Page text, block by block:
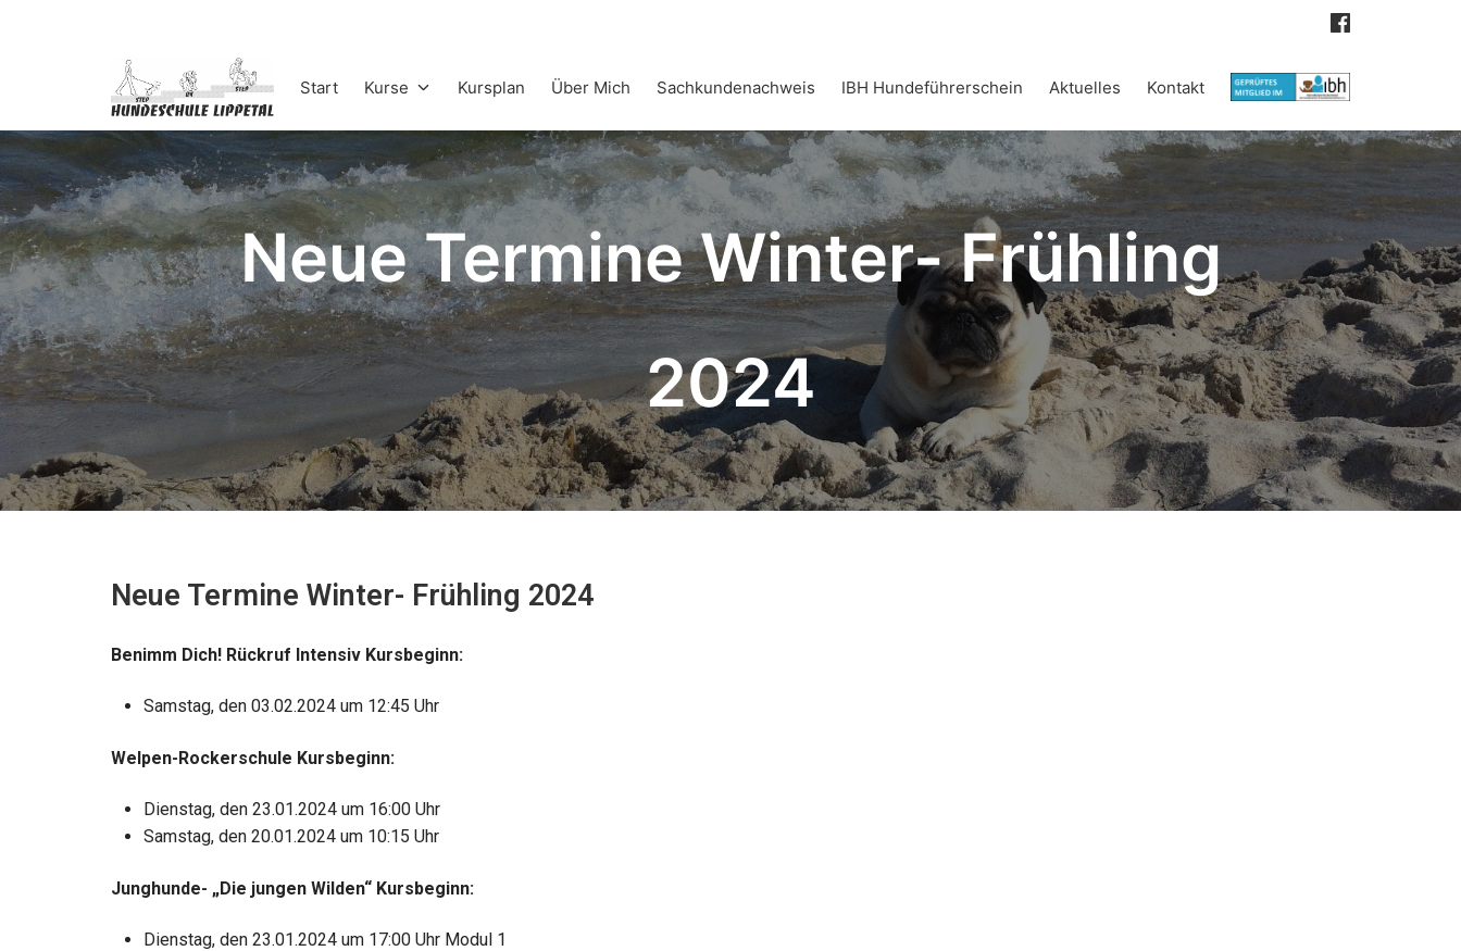
Start Kurse Kursplan Über Mich Sachkundenachweis IBH Hundeführerschein Aktuelles Kontakt
Neue Termine Winter- Frühling
2024
Neue Termine Winter- Frühling 2024
Benimm Dich! Rückruf Intensiv Kursbeginn:
Samstag, den 03.02.2024 um 12:45 Uhr
Welpen-Rockerschule Kursbeginn:
Dienstag, den 23.01.2024 um 16:00 Uhr
Samstag, den 20.01.2024 um 10:15 Uhr
Junghunde- „Die jungen Wilden“ Kursbeginn:
Dienstag, den 23.01.2024 um 17:00 Uhr Modul 1